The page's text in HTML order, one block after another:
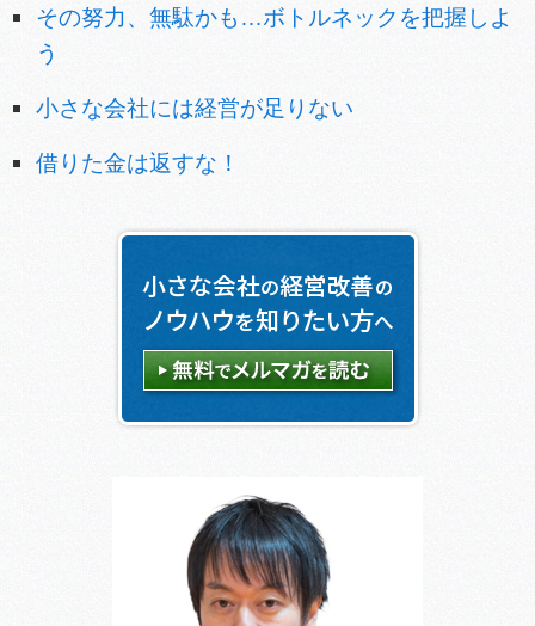
その努力、無駄かも…ボトルネックを把握しよ
う
小さな会社には経営が足りない
借りた金は返すな！